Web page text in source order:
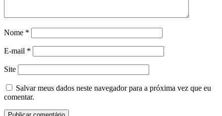
Nome *
E-mail *
Site
Salvar meus dados neste navegador para a próxima vez que eu
comentar.